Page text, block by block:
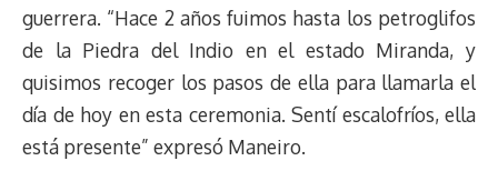
guerrera. “Hace 2 años fuimos hasta los petroglifos
de la Piedra del Indio en el estado Miranda, y
quisimos recoger los pasos de ella para llamarla el
día de hoy en esta ceremonia. Sentí escalofríos, ella
está presente” expresó Maneiro.